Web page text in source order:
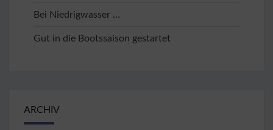
Bei Niedrigwasser …
Gut in die Bootssaison gestartet
ARCHIV